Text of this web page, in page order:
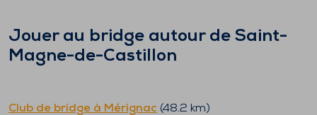
Jouer au bridge autour de Saint-
Magne-de-Castillon
Club de bridge à Mérignac (48.2 km)